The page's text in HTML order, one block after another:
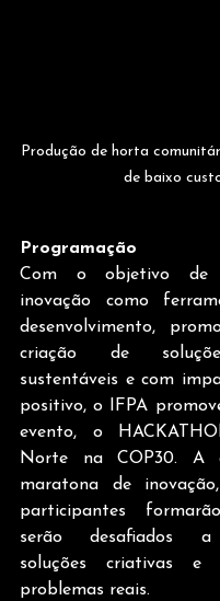
Produção de horta
de baixo
Programação
Com o objetivo de
inovação como
desenvolvimento,
criação de
sustentáveis e com
positivo, o IFPA
evento, o
Norte na COP30. A
maratona de
participantes
serão desafiados a
soluções criativas e
problemas reais.